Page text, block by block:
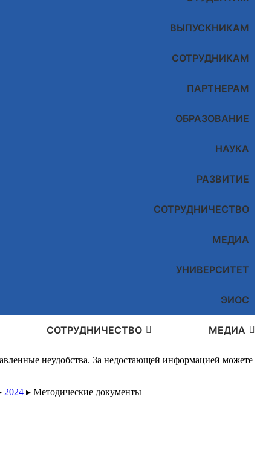
ВЫПУСКНИКАМ
СОТРУДНИКАМ
ПАРТНЕРАМ
ОБРАЗОВАНИЕ
НАУКА
РАЗВИТИЕ
СОТРУДНИЧЕСТВО
МЕДИА
УНИВЕРСИТЕТ
ЭИОС
СОТРУДНИЧЕСТВО МЕДИА
неудобства. За недостающей информацией можете
2024 ▸ Методические документы